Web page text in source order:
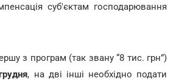
суб'єктам господарювання
з програм (так звану “8 тис. грн”)
, на дві інші необхідно подати